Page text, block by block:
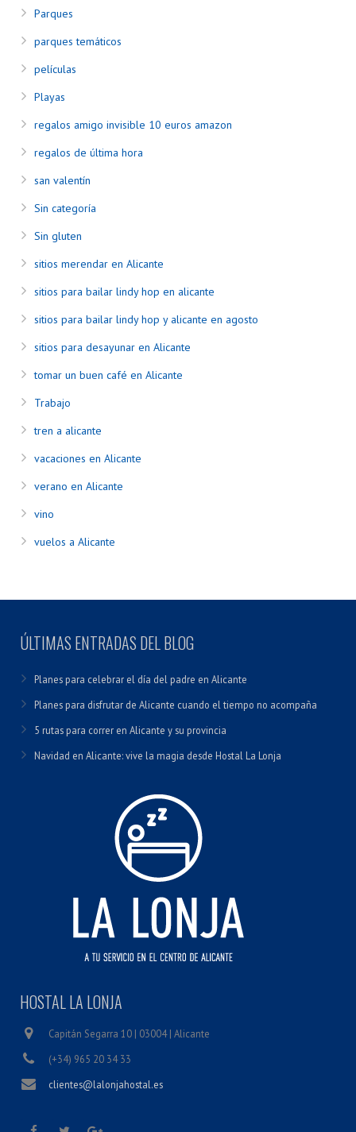
Parques
parques temáticos
películas
Playas
regalos amigo invisible 10 euros amazon
regalos de última hora
san valentín
Sin categoría
Sin gluten
sitios merendar en Alicante
sitios para bailar lindy hop en alicante
sitios para bailar lindy hop y alicante en agosto
sitios para desayunar en Alicante
tomar un buen café en Alicante
Trabajo
tren a alicante
vacaciones en Alicante
verano en Alicante
vino
vuelos a Alicante
ÚLTIMAS ENTRADAS DEL BLOG
Planes para celebrar el día del padre en Alicante
Planes para disfrutar de Alicante cuando el tiempo no acompaña
5 rutas para correr en Alicante y su provincia
Navidad en Alicante: vive la magia desde Hostal La Lonja
HOSTAL LA LONJA
Capitán Segarra 10 | 03004 | Alicante
(+34) 965 20 34 33
clientes@lalonjahostal.es